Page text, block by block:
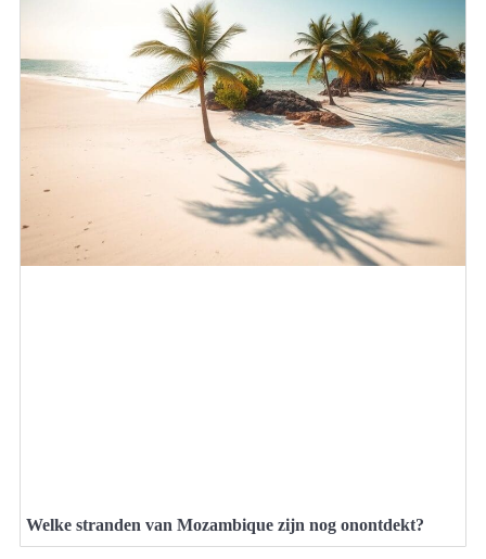
Welke stranden van Mozambique zijn nog onontdekt?